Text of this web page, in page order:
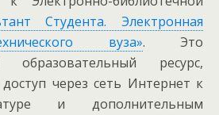
Студента. Электронная
вуза». Это
образовательный ресурс,
через сеть Интернет к
и дополнительным